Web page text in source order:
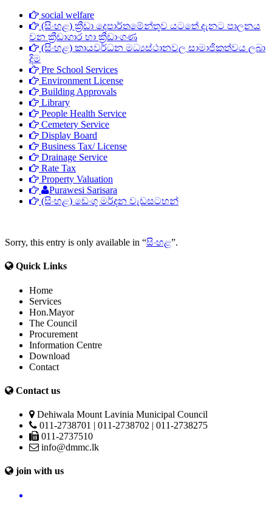
social welfare
(සිංහළ) ක්‍රීඩා දෙපාර්තමේන්තුව යටතේ දැනට පාලනය
වන ක්‍රීඩාගාර හා ක්‍රීඩාංගණ
(සිංහළ) කායවර්ධන මධ්‍යස්ථානවල සාමාජිකත්වය ලබා
දිම
Pre School Services
Environment License
Building Approvals
Library
People Health Service
Cemetery Service
Display Board
Business Tax/ License
Drainage Service
Rate Tax
Property Valuation
Purawesi Sarisara
(සිංහළ) ඩෙංගු මර්දන වැඩසටහන්
Sorry, this entry is only available in “සිංහළ”.
Quick Links
Home
Services
Hon.Mayor
The Council
Procurement
Information Centre
Download
Contact
Contact us
Dehiwala Mount Lavinia Municipal Council
011-2738701 | 011-2738702 | 011-2738275
011-2737510
info@dmmc.lk
join with us